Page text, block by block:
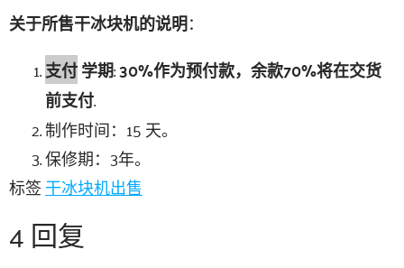
关于所售干冰块机的说明：
支付学期:30%作为预付款，余款70%将在交货
前支付.
制作时间：15 天。
保修期：3年。
标签干冰块机出售
4 回复